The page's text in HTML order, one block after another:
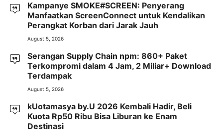
Kampanye SMOKE#SCREEN: Penyerang
Manfaatkan ScreenConnect untuk Kendalikan
Perangkat Korban dari Jarak Jauh
August 5, 2026
Serangan Supply Chain npm: 860+ Paket
Terkompromi dalam 4 Jam, 2 Miliar+ Download
Terdampak
August 5, 2026
kUotamasya by.U 2026 Kembali Hadir, Beli
Kuota Rp50 Ribu Bisa Liburan ke Enam
Destinasi